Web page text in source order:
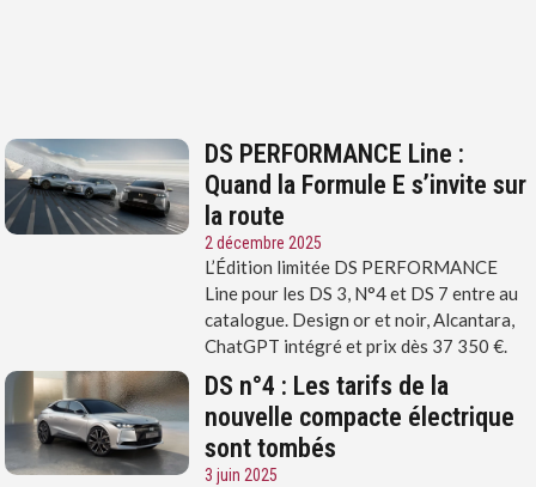
DS PERFORMANCE Line :
Quand la Formule E s’invite sur
la route
2 décembre 2025
L’Édition limitée DS PERFORMANCE
Line pour les DS 3, N°4 et DS 7 entre au
catalogue. Design or et noir, Alcantara,
ChatGPT intégré et prix dès 37 350 €.
DS n°4 : Les tarifs de la
nouvelle compacte électrique
sont tombés
3 juin 2025